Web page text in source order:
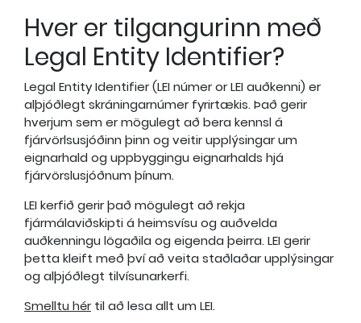
Hver er tilgangurinn með
Legal Entity Identifier?
Legal Entity Identifier (LEI númer or LEI auðkenni) er
alþjóðlegt skráningarnúmer fyrirtækis. Það gerir
hverjum sem er mögulegt að bera kennsl á
fjárvörlsusjóðinn þinn og veitir upplýsingar um
eignarhald og uppbyggingu eignarhalds hjá
fjárvörslusjóðnum þínum.
LEI kerfið gerir það mögulegt að rekja
fjármálaviðskipti á heimsvísu og auðvelda
auðkenningu lögaðila og eigenda þeirra. LEI gerir
þetta kleift með því að veita staðlaðar upplýsingar
og alþjóðlegt tilvísunarkerfi.
Smelltu hértil að lesa allt um LEI.